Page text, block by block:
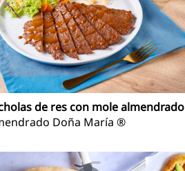
de res con mole almendrado
Doña María ®